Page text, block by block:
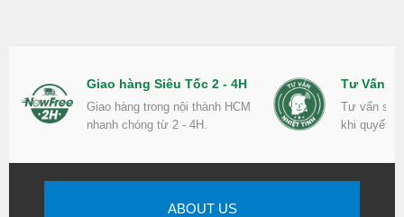
Giao hàng Siêu Tốc 2 - 4H
Giao hàng trong nội thành HCM
nhanh chóng từ 2 - 4H.
Tư Vấn
Tư vấn
khi quyết
ABOUT US